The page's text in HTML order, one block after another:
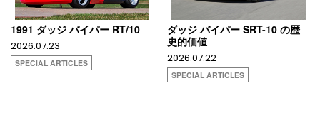
1991 ダッジ バイパー RT/10
2026.07.23
SPECIAL ARTICLES
ダッジ バイパー SRT-10 の歴
史的価値
2026.07.22
SPECIAL ARTICLES